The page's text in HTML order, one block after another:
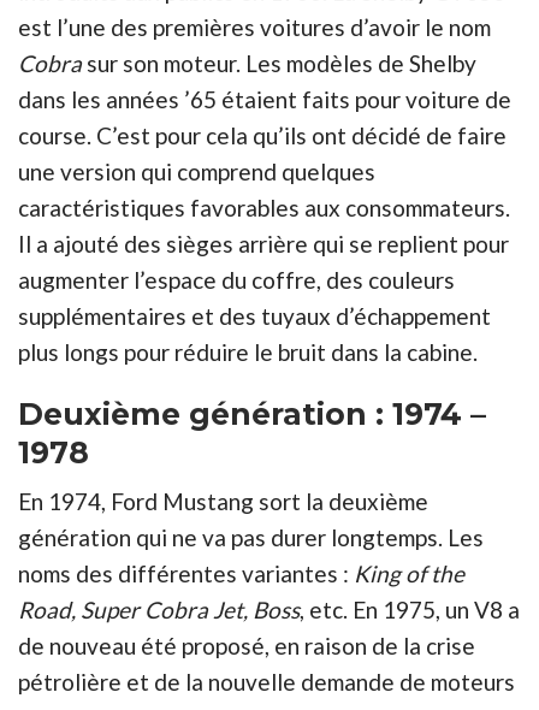
est l’une des premières voitures d’avoir le nom
Cobrasur son moteur. Les modèles de Shelby
dans les années ’65 étaient faits pour voiture de
course. C’est pour cela qu’ils ont décidé de faire
une version qui comprend quelques
caractéristiques favorables aux consommateurs.
Il a ajouté des sièges arrière qui se replient pour
augmenter l’espace du coffre, des couleurs
supplémentaires et des tuyaux d’échappement
plus longs pour réduire le bruit dans la cabine.
Deuxième génération : 1974 –
1978
En 1974, Ford Mustang sort la deuxième
génération qui ne va pas durer longtemps. Les
noms des différentes variantes : King of the
Road, Super Cobra Jet, Boss, etc. En 1975, un V8 a
de nouveau été proposé, en raison de la crise
pétrolière et de la nouvelle demande de moteurs